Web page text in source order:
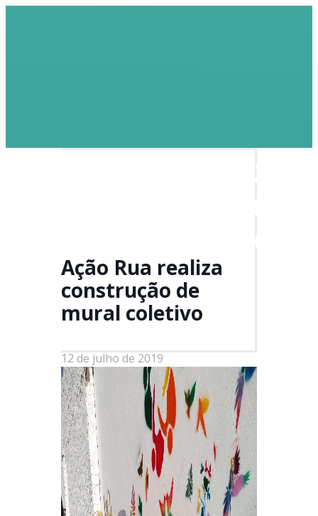
Ação Rua realiza
construção de
mural coletivo
12 de julho de 2019